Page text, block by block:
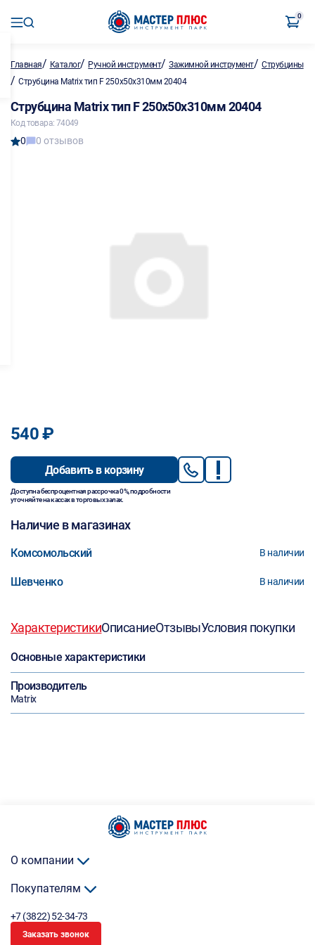
0
Главная/ Каталог/ Ручной инструмент/Зажимной инструмент/Струбцины
/ Струбцина Matrix тип F 250х50х310мм 20404
Струбцина Matrix тип F 250х50х310мм 20404
Код товара: 74049
0 0 отзывов
540 ₽
Добавить в корзину
Доступна беспроцентная рассрочка 0%, подробности
уточняйте на кассах в торговых залах.
Наличие в магазинах
Комсомольский В наличии
Шевченко В наличии
ХарактеристикиОписаниеОтзывыУсловия покупки
Основные характеристики
Производитель
Matrix
О компании
Покупателям
+7 (3822) 52-34-73
Заказать звонок